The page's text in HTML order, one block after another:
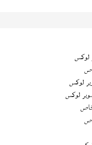
لوكس
لوكس
لوكس